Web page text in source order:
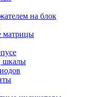
на блок
матрицы
шкалы